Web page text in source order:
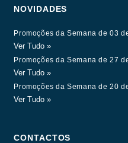
NOVIDADES
Promoções da Semana de 03
Ver Tudo »
Promoções da Semana de 27
Ver Tudo »
Promoções da Semana de 20
Ver Tudo »
CONTACTOS